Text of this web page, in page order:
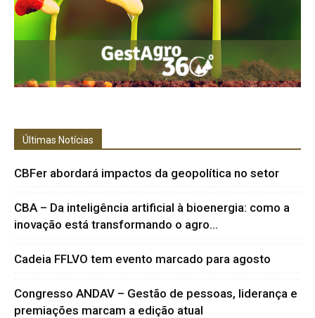
Últimas Notícias
CBFer abordará impactos da geopolítica no setor
CBA – Da inteligência artificial à bioenergia: como a
inovação está transformando o agro...
Cadeia FFLVO tem evento marcado para agosto
Congresso ANDAV – Gestão de pessoas, liderança e
premiações marcam a edição atual